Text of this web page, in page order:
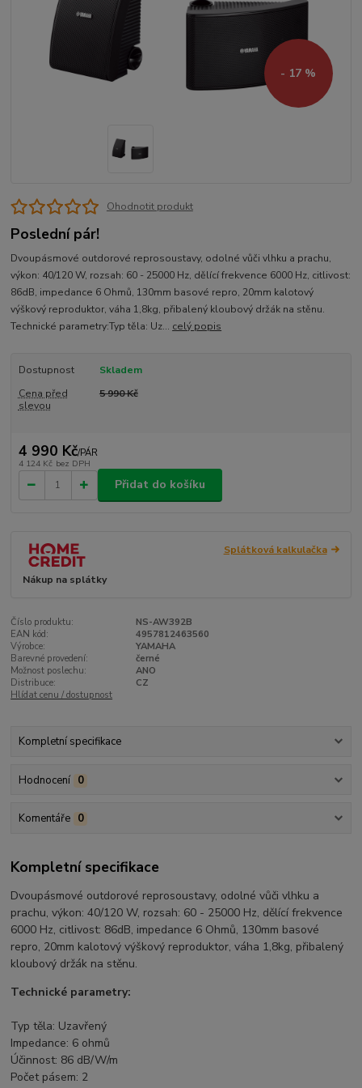
- 17 %
Ohodnotit produkt
Poslední pár!
Dvoupásmové outdorové reprosoustavy, odolné vůči vlhku a prachu,
výkon: 40/120 W, rozsah: 60 - 25000 Hz, dělící frekvence 6000 Hz, citlivost:
86dB, impedance 6 Ohmů, 130mm basové repro, 20mm kalotový
výškový reproduktor, váha 1,8kg, přibalený kloubový držák na stěnu.
Technické parametry:Typ těla: Uz... celý popis
Dostupnost
Skladem
Cena před
slevou
5 990 Kč
4 990 Kč/PÁR
4 124 Kč bez DPH
Přidat do košíku
Splátková kalkulačka
Nákup na splátky
Číslo produktu:
NS-AW392B
EAN kód:
4957812463560
Výrobce:
YAMAHA
Barevné provedení:
černé
Možnost poslechu:
ANO
Distribuce:
CZ
Hlídat cenu / dostupnost
Kompletní specifikace
Hodnocení 0
Komentáře 0
Kompletní specifikace
Dvoupásmové outdorové reprosoustavy, odolné vůči vlhku a
prachu, výkon: 40/120 W, rozsah: 60 - 25000 Hz, dělící frekvence
6000 Hz, citlivost: 86dB, impedance 6 Ohmů, 130mm basové
repro, 20mm kalotový výškový reproduktor, váha 1,8kg, přibalený
kloubový držák na stěnu.
Technické parametry:
Typ těla: Uzavřený
Impedance: 6 ohmů
Účinnost: 86 dB/W/m
Počet pásem: 2